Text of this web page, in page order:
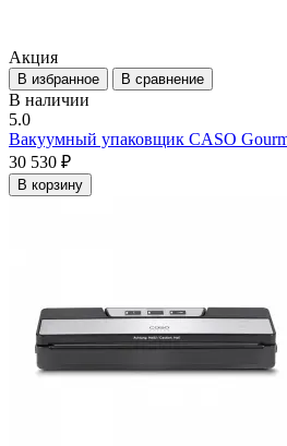
Акция
В избранное В сравнение
В наличии
5.0
Вакуумный упаковщик CASO
30 530 ₽
В корзину